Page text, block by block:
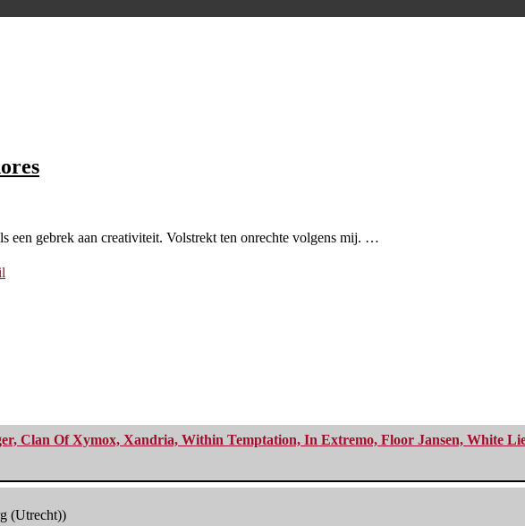
een gebrek aan creativiteit. Volstrekt ten onrechte volgens mij. …
Clan Of Xymox, Xandria, Within Temptation, In Extremo, Floor Jansen, White
(Utrecht))